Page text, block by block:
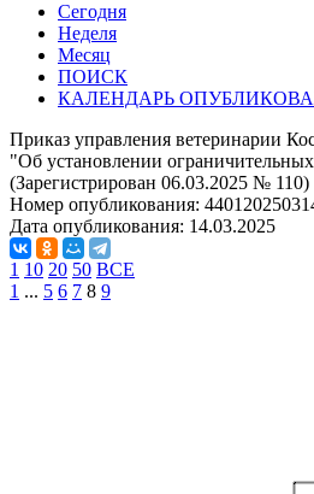
Сегодня
Неделя
Месяц
ПОИСК
КАЛЕНДАРЬ
Приказ управления ветеринарии
"Об установлении
(Зарегистрирован 06.03.2025 № 110)
Номер опубликования:
Дата опубликования: 14.03.2025
1 10 20 50 ВСЕ
1 ... 5 6 7 8 9